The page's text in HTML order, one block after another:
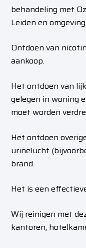
behandeling met
Leiden en omgeving.
Ontdoen van
aankoop.
Het ontdoen van
gelegen in woning
moet worden
Het ontdoen
urinelucht
brand.
Het is een
Wij reinigen met
kantoren,